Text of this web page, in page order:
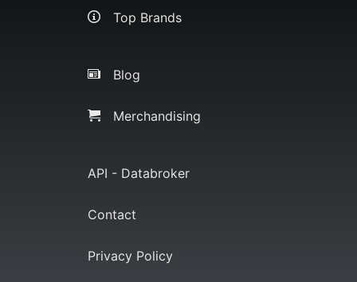
Top Brands
Blog
Merchandising
API - Databroker
Contact
Privacy Policy